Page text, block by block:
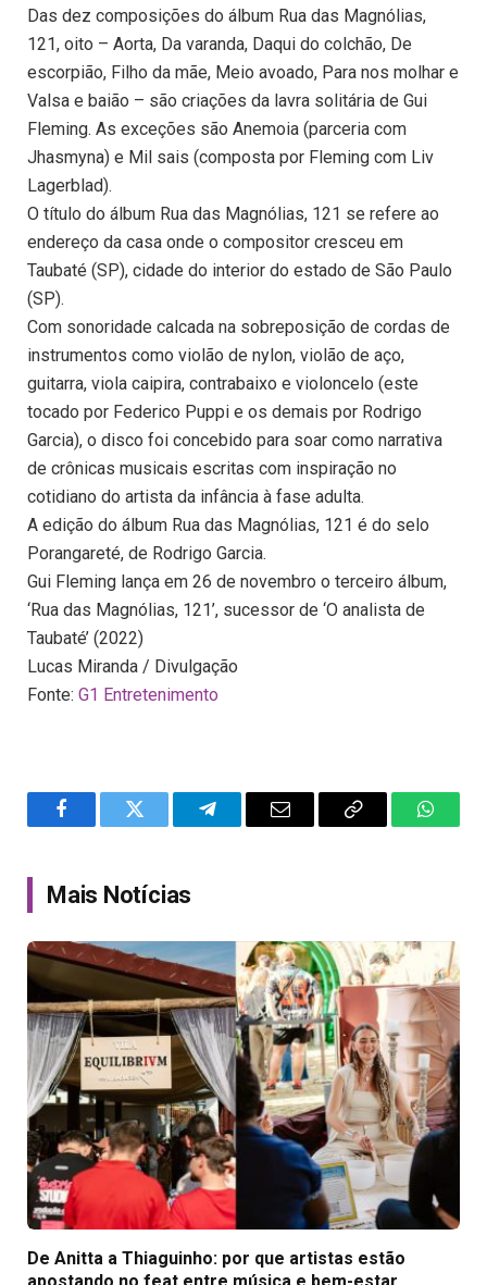
Das dez composições do álbum Rua das Magnólias,
121, oito – Aorta, Da varanda, Daqui do colchão, De
escorpião, Filho da mãe, Meio avoado, Para nos molhar e
Valsa e baião – são criações da lavra solitária de Gui
Fleming. As exceções são Anemoia (parceria com
Jhasmyna) e Mil sais (composta por Fleming com Liv
Lagerblad).
O título do álbum Rua das Magnólias, 121 se refere ao
endereço da casa onde o compositor cresceu em
Taubaté (SP), cidade do interior do estado de São Paulo
(SP).
Com sonoridade calcada na sobreposição de cordas de
instrumentos como violão de nylon, violão de aço,
guitarra, viola caipira, contrabaixo e violoncelo (este
tocado por Federico Puppi e os demais por Rodrigo
Garcia), o disco foi concebido para soar como narrativa
de crônicas musicais escritas com inspiração no
cotidiano do artista da infância à fase adulta.
A edição do álbum Rua das Magnólias, 121 é do selo
Porangareté, de Rodrigo Garcia.
Gui Fleming lança em 26 de novembro o terceiro álbum,
‘Rua das Magnólias, 121’, sucessor de ‘O analista de
Taubaté’ (2022)
Lucas Miranda / Divulgação
Fonte: G1 Entretenimento
FacebookTwitter TelegramEmail
Copy
Mais Notícias
De Anitta a Thiaguinho: por que artistas estão